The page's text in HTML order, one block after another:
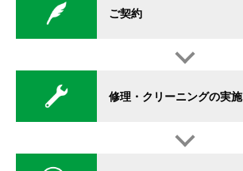
ご契約
修理・クリーニングの実施